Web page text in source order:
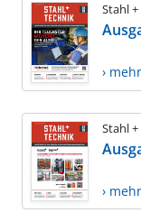
Stahl
›
Stahl
›